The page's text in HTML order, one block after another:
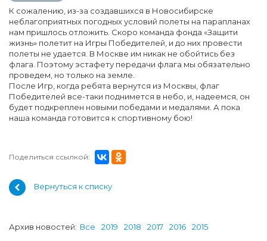
К сожалению, из-за создавшихся в Новосибирске
неблагоприятных погодных условий полеты на парапланах
нам пришлось отложить. Скоро команда фонда «Защити
жизнь» полетит на Игры Победителей, и до них провести
полеты не удается. В Москве им никак не обойтись без
флага. Поэтому эстафету передачи флага мы обязательно
проведем, но только на земле.
После Игр, когда ребята вернутся из Москвы, флаг
Победителей все-таки поднимется в небо, и, надеемся, он
будет подкреплен новыми победами и медалями. А пока
наша команда готовится к спортивному бою!
Поделиться ссылкой:
Вернуться к списку
Архив новостей: Все 2019 2018 2017 2016 2015